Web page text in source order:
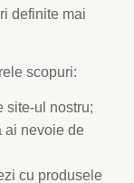
definite mai
scopuri:
site-ul nostru;
ai nevoie de
cu produsele